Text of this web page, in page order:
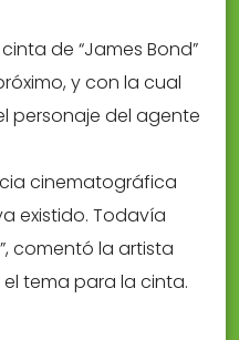
de “James Bond”
y con la cual
personaje del agente
cinematográfica
existido. Todavía
comentó la artista
tema para la cinta.